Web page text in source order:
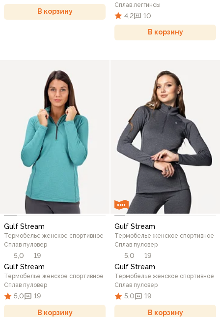
В корзину
Сплав леггинсы
4,2 10
В корзину
Gulf Stream
Термобелье женское спортивное
Сплав пуловер
5,0
19
Gulf Stream
Термобелье женское спортивное
Сплав пуловер
5,0 19
В корзину
ХИТ
Gulf Stream
Термобелье женское спортивное
Сплав пуловер
5,0
19
Gulf Stream
Термобелье женское спортивное
Сплав пуловер
5,0 19
В корзину